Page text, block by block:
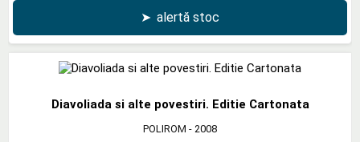
➤ alertă stoc
Diavoliada si alte povestiri. Editie Cartonata
POLIROM - 2008